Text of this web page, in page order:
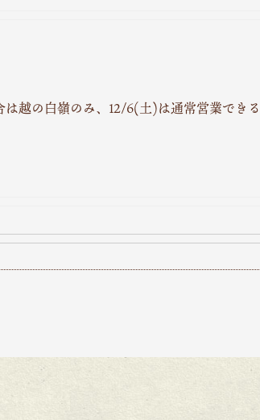
越の白嶺のみ、12/6(土)は通常営業できる